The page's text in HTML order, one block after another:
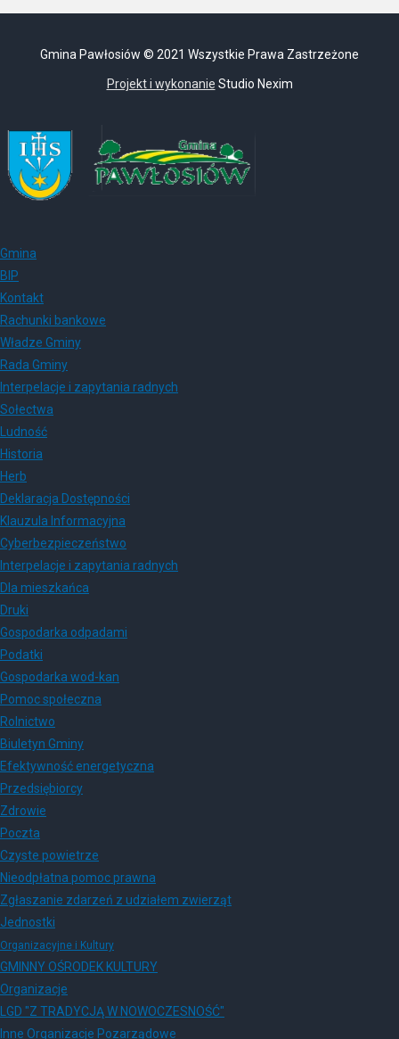
Gmina Pawłosiów © 2021 Wszystkie Prawa Zastrzeżone
Projekt i wykonanie Studio Nexim
Gmina
BIP
Kontakt
Rachunki bankowe
Władze Gminy
Rada Gminy
Interpelacje i zapytania radnych
Sołectwa
Ludność
Historia
Herb
Deklaracja Dostępności
Klauzula Informacyjna
Cyberbezpieczeństwo
Interpelacje i zapytania radnych
Dla mieszkańca
Druki
Gospodarka odpadami
Podatki
Gospodarka wod-kan
Pomoc społeczna
Rolnictwo
Biuletyn Gminy
Efektywność energetyczna
Przedsiębiorcy
Zdrowie
Poczta
Czyste powietrze
Nieodpłatna pomoc prawna
Zgłaszanie zdarzeń z udziałem zwierząt
Jednostki
Organizacyjne i Kultury
GMINNY OŚRODEK KULTURY
Organizacje
LGD "Z TRADYCJĄ W NOWOCZESNOŚĆ"
Inne Organizacje Pozarządowe